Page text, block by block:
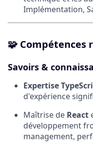
Implémentation,
🧩 Compétences
Savoirs &
Expertise
d'expérience
Maîtrise de React
développement
management,